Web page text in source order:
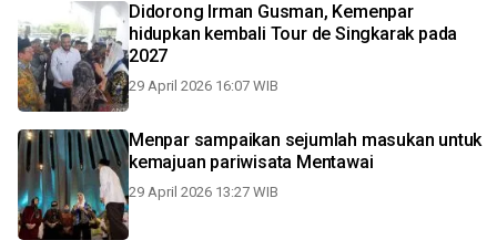
Didorong Irman Gusman, Kemenpar
hidupkan kembali Tour de Singkarak pada
2027
29 April 2026 16:07 WIB
Menpar sampaikan sejumlah masukan untuk
kemajuan pariwisata Mentawai
29 April 2026 13:27 WIB